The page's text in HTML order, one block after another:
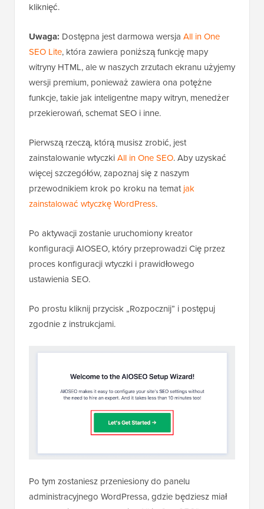
kliknięć.
Uwaga: Dostępna jest darmowa wersja All in One
SEO Lite, która zawiera poniższą funkcję mapy
witryny HTML, ale w naszych zrzutach ekranu użyjemy
wersji premium, ponieważ zawiera ona potężne
funkcje, takie jak inteligentne mapy witryn, menedżer
przekierowań, schemat SEO i inne.
Pierwszą rzeczą, którą musisz zrobić, jest
zainstalowanie wtyczkiAll in One SEO. Aby uzyskać
więcej szczegółów, zapoznaj się z naszym
przewodnikiem krok po kroku na tematjak
zainstalować wtyczkę WordPress.
Po aktywacji zostanie uruchomiony kreator
konfiguracji AIOSEO, który przeprowadzi Cię przez
proces konfiguracji wtyczki i prawidłowego
ustawienia SEO.
Po prostu kliknij przycisk „Rozpocznij” i postępuj
zgodnie z instrukcjami.
Po tym zostaniesz przeniesiony do panelu
administracyjnego WordPressa, gdzie będziesz miał